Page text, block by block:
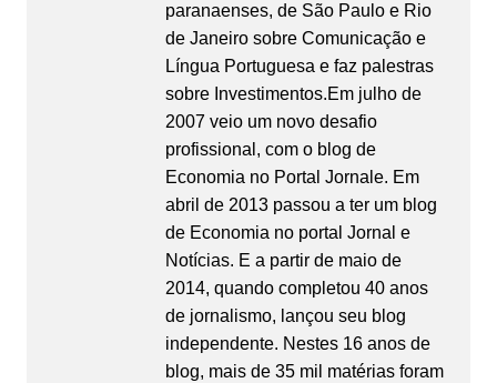
paranaenses, de São Paulo e Rio
de Janeiro sobre Comunicação e
Língua Portuguesa e faz palestras
sobre Investimentos.Em julho de
2007 veio um novo desafio
profissional, com o blog de
Economia no Portal Jornale. Em
abril de 2013 passou a ter um blog
de Economia no portal Jornal e
Notícias. E a partir de maio de
2014, quando completou 40 anos
de jornalismo, lançou seu blog
independente. Nestes 16 anos de
blog, mais de 35 mil matérias foram